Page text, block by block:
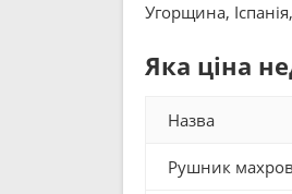
Угорщина,
Яка ціна
Назва
Рушник